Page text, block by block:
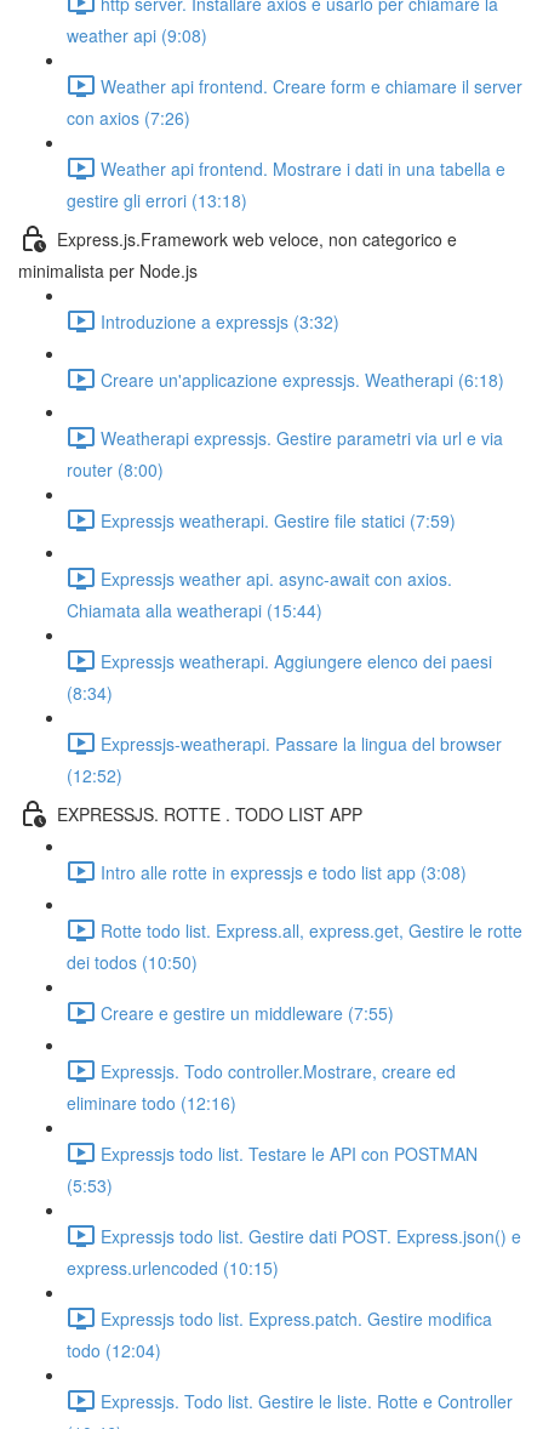
weather api (9:08)
Weather api frontend. Creare form e chiamare il server
con axios (7:26)
Weather api frontend. Mostrare i dati in una tabella e
gestire gli errori (13:18)
Express.js.Framework web veloce, non categorico e
minimalista per Node.js
Introduzione a expressjs (3:32)
Creare un'applicazione expressjs. Weatherapi (6:18)
Weatherapi expressjs. Gestire parametri via url e via
router (8:00)
Expressjs weatherapi. Gestire file statici (7:59)
Expressjs weather api. async-await con axios.
Chiamata alla weatherapi (15:44)
Expressjs weatherapi. Aggiungere elenco dei paesi
(8:34)
Expressjs-weatherapi. Passare la lingua del browser
(12:52)
EXPRESSJS. ROTTE . TODO LIST APP
Intro alle rotte in expressjs e todo list app (3:08)
Rotte todo list. Express.all, express.get, Gestire le rotte
dei todos (10:50)
Creare e gestire un middleware (7:55)
Expressjs. Todo controller.Mostrare, creare ed
eliminare todo (12:16)
Expressjs todo list. Testare le API con POSTMAN
(5:53)
Expressjs todo list. Gestire dati POST. Express.json() e
express.urlencoded (10:15)
Expressjs todo list. Express.patch. Gestire modifica
todo (12:04)
Expressjs. Todo list. Gestire le liste. Rotte e Controller